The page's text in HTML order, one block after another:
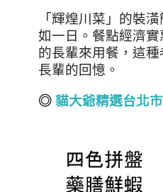
「輝煌川菜」的裝
如一日。餐點經濟
的長輩來用餐，這
長輩的回憶。
◎ 貓大爺精選台北